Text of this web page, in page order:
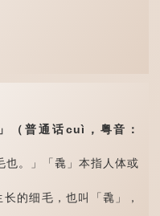
普通话cuì，粤音：
。」「毳」本指人体或
的细毛，也叫「毳」，